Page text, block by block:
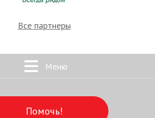
Все партнеры
Меню
Помочь!